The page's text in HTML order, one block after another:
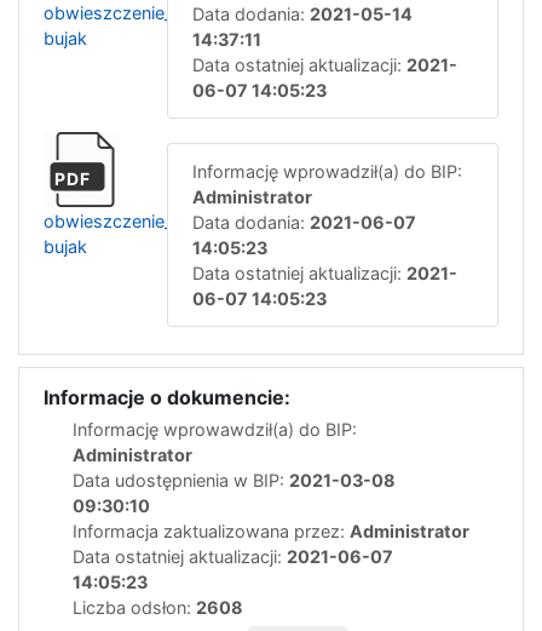
obwieszczenie_przed_wydaniem_decyzji-
bujak
Data dodania: 2021-05-14
14:37:11
Data ostatniej aktualizacji: 2021-
06-07 14:05:23
PDF
obwieszczenie_o_wydaniu_decyzji-
bujak
Informację wprowadził(a) do BIP:
Administrator
Data dodania: 2021-06-07
14:05:23
Data ostatniej aktualizacji: 2021-
06-07 14:05:23
Informacje o dokumencie:
Informację wprowawdził(a) do BIP:
Administrator
Data udostępnienia w BIP: 2021-03-08
09:30:10
Informacja zaktualizowana przez: Administrator
Data ostatniej aktualizacji: 2021-06-07
14:05:23
Liczba odsłon: 2608